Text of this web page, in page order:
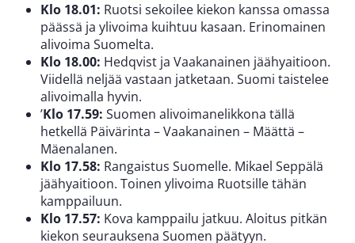
Klo 18.01: Ruotsi sekoilee kiekon kanssa omassa
päässä ja ylivoima kuihtuu kasaan. Erinomainen
alivoima Suomelta.
Klo 18.00: Hedqvist ja Vaakanainen jäähyaitioon.
Viidellä neljää vastaan jatketaan. Suomi taistelee
alivoimalla hyvin.
’Klo 17.59: Suomen alivoimanelikkona tällä
hetkellä Päivärinta – Vaakanainen – Määttä –
Mäenalanen.
Klo 17.58: Rangaistus Suomelle. Mikael Seppälä
jäähyaitioon. Toinen ylivoima Ruotsille tähän
kamppailuun.
Klo 17.57: Kova kamppailu jatkuu. Aloitus pitkän
kiekon seurauksena Suomen päätyyn.